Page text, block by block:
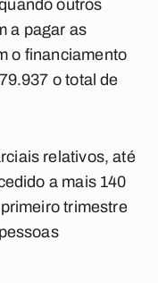
outros
a pagar as
o financiamento
o total de
relativos, até
a mais 140
trimestre